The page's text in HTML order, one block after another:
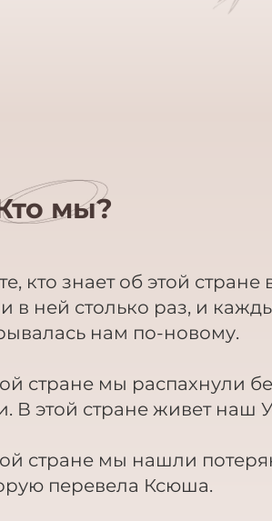
мы?
кто знает об этой стране
в ней столько раз, и
нам по-новому.
стране мы распахнули
В этой стране живет наш
стране мы нашли
перевела Ксюша.